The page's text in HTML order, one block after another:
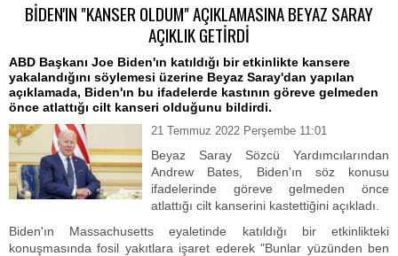
BİDEN'IN "KANSER OLDUM" AÇIKLAMASINA BEYAZ SARAY
AÇIKLIK GETİRDİ
ABD Başkanı Joe Biden'ın katıldığı bir etkinlikte kansere
yakalandığını söylemesi üzerine Beyaz Saray'dan yapılan
açıklamada, Biden'ın bu ifadelerde kastının göreve gelmeden
önce atlattığı cilt kanseri olduğunu bildirdi.
21 Temmuz 2022 Perşembe 11:01
Beyaz Saray Sözcü Yardımcılarından
Andrew Bates, Biden'ın söz konusu
ifadelerinde göreve gelmeden önce
atlattığı cilt kanserini kastettiğini açıkladı.
Biden'ın Massachusetts eyaletinde katıldığı bir etkinlikteki
konuşmasında fosil yakıtlara işaret ederek "Bunlar yüzünden ben